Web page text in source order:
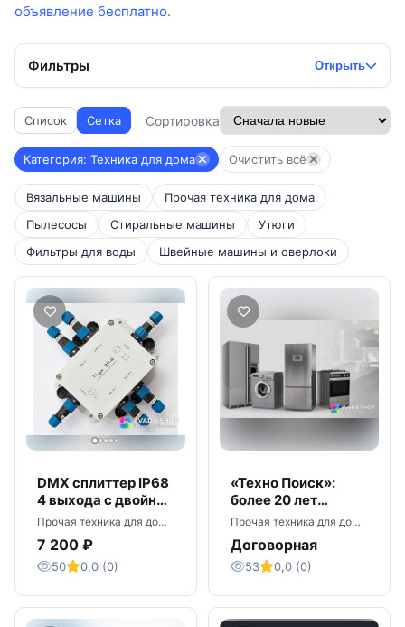
объявление бесплатно.
Фильтры Открыть
Список Сетка Сортировка
Категория: Техника для дома Очистить всё
Вязальные машины
Прочая техника для дома
Пылесосы
Стиральные машины
Утюги
Фильтры для воды
Швейные машины и оверлоки
DMX сплиттер IP68
4 выхода с двойной
гальванической
развязкой
&quot;SP-4i&quot;.
Прочая техника для дома · Москва
7 200 ₽
50 0,0 (0)
«Техно Поиск»:
более 20 лет
помогает
создавать комфорт
в доме
Прочая техника для дома · Москва
Договорная
53 0,0 (0)